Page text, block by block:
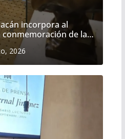
incorpora al
conmemoración de la
Cóporo
2026